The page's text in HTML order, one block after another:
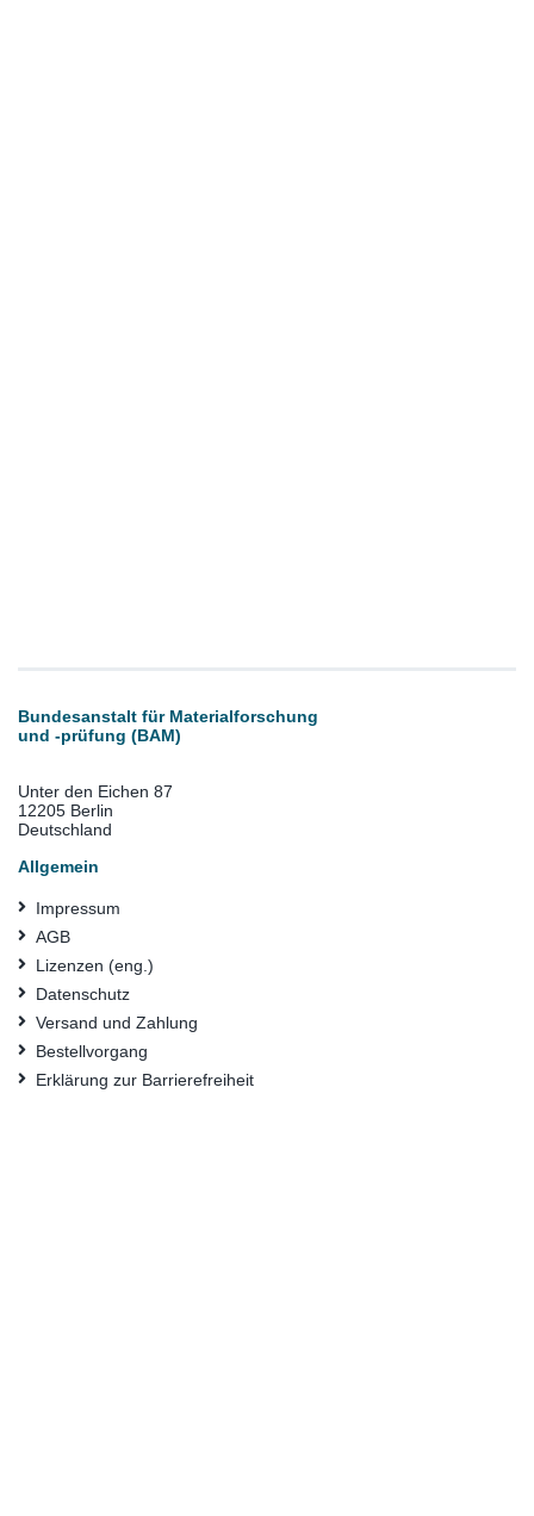
Bundesanstalt für Materialforschung
und -prüfung (BAM)
Unter den Eichen 87
12205 Berlin
Deutschland
Allgemein
Impressum
AGB
Lizenzen (eng.)
Datenschutz
Versand und Zahlung
Bestellvorgang
Erklärung zur Barrierefreiheit